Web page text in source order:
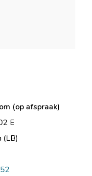
(op afspraak)
E
(LB)